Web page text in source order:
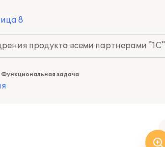
8
продукта всеми партнерами "1С"
Функциональная задача